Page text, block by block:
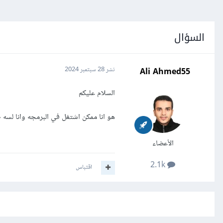
السؤال
Ali Ahmed55
الأعضاء
نشر28 سبتمبر 2024
السلام عليكم
هو انا ممكن اشتغل في البرمجه وانا
اقتباس